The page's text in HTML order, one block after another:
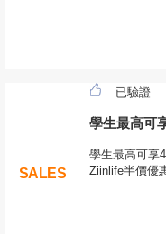
SALES
已驗證
學生最高可
學生最高可享
Ziinlife半價優